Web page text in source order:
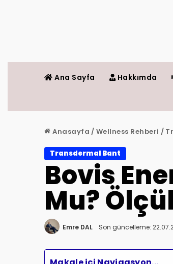
Ana Sayfa Hakkımda
Anasayfa / Wellness Rehberi /
Transdermal Bant
Bovis
Mu?
Emre DAL Son güncelleme: